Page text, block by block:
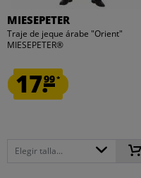
MIESEPETER
Traje de jeque árabe "Orient"
MIESEPETER®
17.99*
Elegir talla...